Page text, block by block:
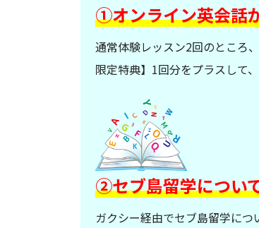
①オンライン英会話
通常体験レッスン2回のところ
限定特典】1回分をプラスして
②セブ島留学につい
ガクシー経由でセブ島留学に